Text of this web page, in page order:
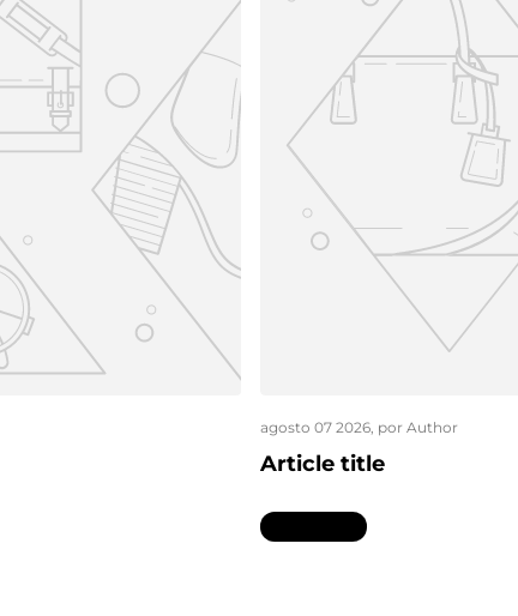
agosto 07 2026, por Author
Article title
Leer más...